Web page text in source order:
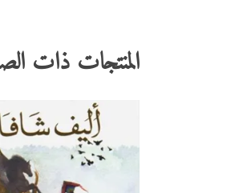
المنتجات ذات